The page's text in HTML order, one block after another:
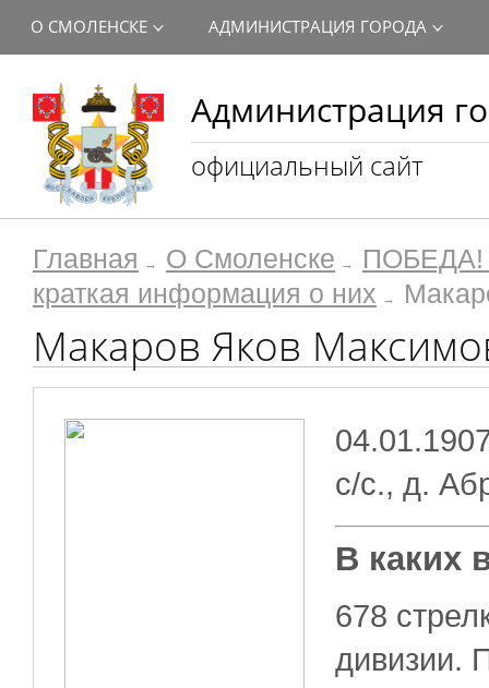
Администрация
официальный сайт
О СМОЛЕНСКЕ АДМИНИСТРАЦИЯ ГОРОДА
Главная О Смоленске
ПОБЕДА!
краткая информация о них
Макаров Яков
с/с., д.
В каких
678
дивизии.